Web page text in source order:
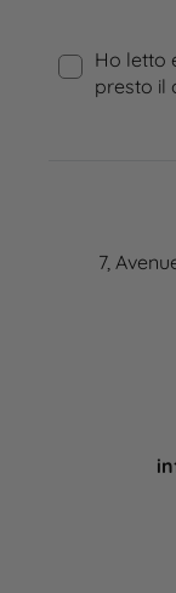
Ho letto
presto il
7,